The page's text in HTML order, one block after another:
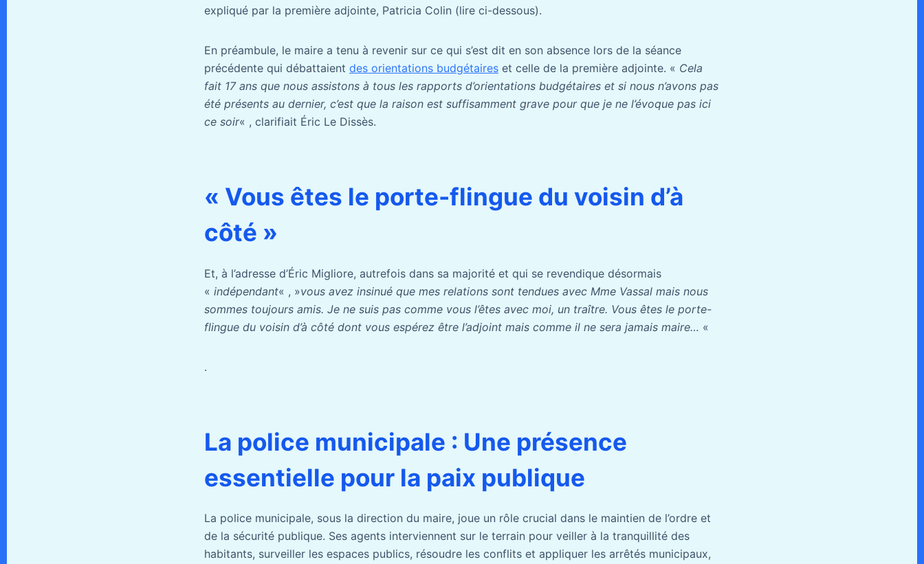
expliqué par la première adjointe, Patricia Colin (lire ci-dessous).
En préambule, le maire a tenu à revenir sur ce qui s’est dit en son absence lors de la séance
précédente qui débattaient des orientations budgétaires et celle de la première adjointe. « Cela
fait 17 ans que nous assistons à tous les rapports d’orientations budgétaires et si nous n’avons pas
été présents au dernier, c’est que la raison est suffisamment grave pour que je ne l’évoque pas ici
ce soir« , clarifiait Éric Le Dissès.
« Vous êtes le porte-flingue du voisin d’à
côté »
Et, à l’adresse d’Éric Migliore, autrefois dans sa majorité et qui se revendique désormais
« indépendant« , »vous avez insinué que mes relations sont tendues avec Mme Vassal mais nous
sommes toujours amis. Je ne suis pas comme vous l’êtes avec moi, un traître. Vous êtes le porte-
flingue du voisin d’à côté dont vous espérez être l’adjoint mais comme il ne sera jamais maire… «
.
La police municipale : Une présence
essentielle pour la paix publique
La police municipale, sous la direction du maire, joue un rôle crucial dans le maintien de l’ordre et
de la sécurité publique. Ses agents interviennent sur le terrain pour veiller à la tranquillité des
habitants, surveiller les espaces publics, résoudre les conflits et appliquer les arrêtés municipaux,